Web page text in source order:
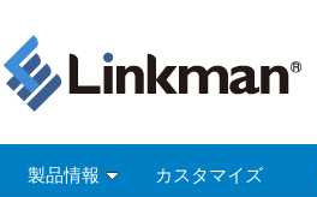
製品情報 カスタマイズ